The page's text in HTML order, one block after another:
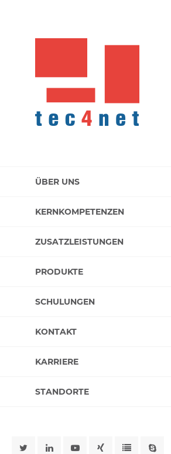
ÜBER UNS
KERNKOMPETENZEN
ZUSATZLEISTUNGEN
PRODUKTE
SCHULUNGEN
KONTAKT
KARRIERE
STANDORTE